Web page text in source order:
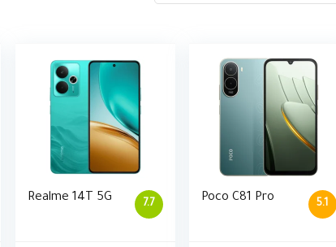
7.7
Realme 14T 5G 5.1
Poco C81 Pro